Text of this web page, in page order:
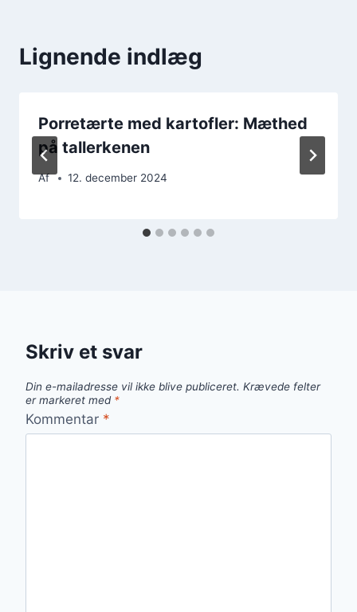
Lignende indlæg
Porretærte med kartofler: Mæthed
på tallerkenen
Af 12. december 2024
Skriv et svar
Din e-mailadresse vil ikke blive publiceret. Krævede felter
er markeret med *
Kommentar *